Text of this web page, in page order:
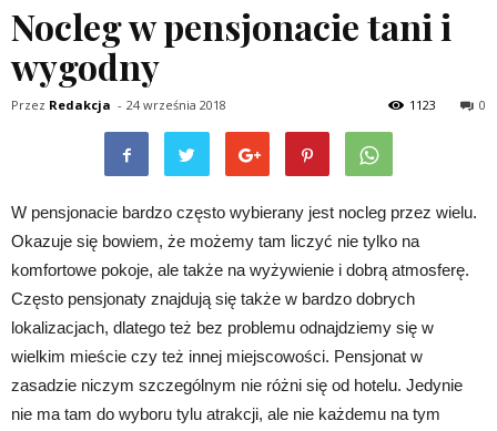
Nocleg w pensjonacie tani i
wygodny
Przez Redakcja - 24 września 2018 0
1123
W pensjonacie bardzo często wybierany jest nocleg przez wielu.
Okazuje się bowiem, że możemy tam liczyć nie tylko na
komfortowe pokoje, ale także na wyżywienie i dobrą atmosferę.
Często pensjonaty znajdują się także w bardzo dobrych
lokalizacjach, dlatego też bez problemu odnajdziemy się w
wielkim mieście czy też innej miejscowości. Pensjonat w
zasadzie niczym szczególnym nie różni się od hotelu. Jedynie
nie ma tam do wyboru tylu atrakcji, ale nie każdemu na tym